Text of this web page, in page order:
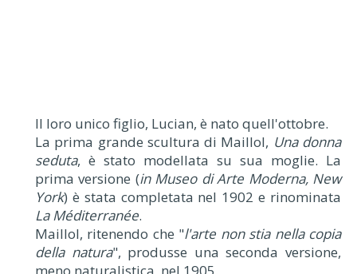
Il loro unico figlio, Lucian, è nato quell'ottobre.
La prima grande scultura di Maillol, Una donna
seduta, è stato modellata su sua moglie. La
prima versione (in Museo di Arte Moderna, New
York) è stata completata nel 1902 e rinominata
La Méditerranée.
Maillol, ritenendo che "l'arte non stia nella copia
della natura", produsse una seconda versione,